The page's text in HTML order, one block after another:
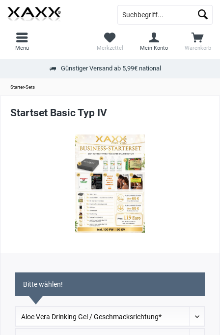
Günstiger Versand ab 5,99€ national
Warenkorb
Merkzettel Mein Konto
Menü
Starter-Sets
Startset Basic Typ IV
Bitte wählen!